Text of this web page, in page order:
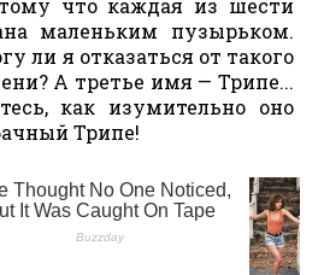
что каждая из шести
маленьким пузырьком.
ли я отказаться от такого
А третье имя — Трипе...
как изумительно оно
Трипе!